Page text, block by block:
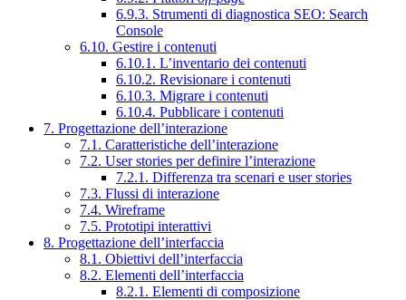
6.9.3. Strumenti di diagnostica SEO: Search
Console
6.10. Gestire i contenuti
6.10.1. L’inventario dei contenuti
6.10.2. Revisionare i contenuti
6.10.3. Migrare i contenuti
6.10.4. Pubblicare i contenuti
7. Progettazione dell’interazione
7.1. Caratteristiche dell’interazione
7.2. User stories per definire l’interazione
7.2.1. Differenza tra scenari e user stories
7.3. Flussi di interazione
7.4. Wireframe
7.5. Prototipi interattivi
8. Progettazione dell’interfaccia
8.1. Obiettivi dell’interfaccia
8.2. Elementi dell’interfaccia
8.2.1. Elementi di composizione